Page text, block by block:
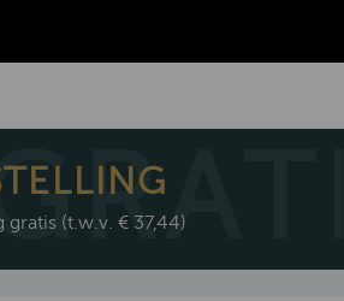
gratis (t.w.v. € 37,44)